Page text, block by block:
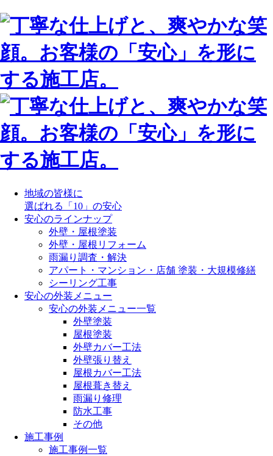
地域の皆様に
選ばれる「10」の安心
安心のラインナップ
外壁・屋根塗装
外壁・屋根リフォーム
雨漏り調査・解決
アパート・マンション・店舗 塗装・大規模修繕
シーリング工事
安心の外装メニュー
安心の外装メニュー一覧
外壁塗装
屋根塗装
外壁カバー工法
外壁張り替え
屋根カバー工法
屋根葺き替え
雨漏り修理
防水工事
その他
施工事例
施工事例一覧